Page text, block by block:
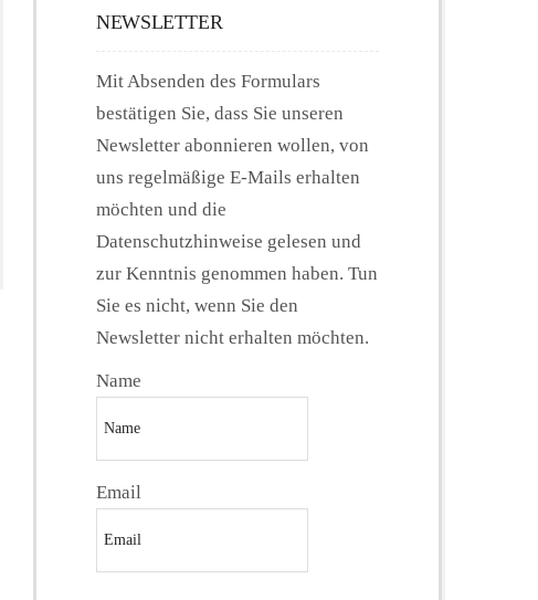
NEWSLETTER
Mit Absenden des Formulars
bestätigen Sie, dass Sie unseren
Newsletter abonnieren wollen, von
uns regelmäßige E-Mails erhalten
möchten und die
Datenschutzhinweise gelesen und
zur Kenntnis genommen haben. Tun
Sie es nicht, wenn Sie den
Newsletter nicht erhalten möchten.
Name
Email